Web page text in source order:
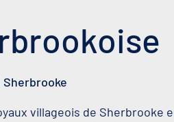
Sherbrooke
villageois de Sherbrooke